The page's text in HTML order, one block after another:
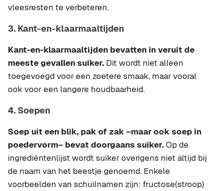
vleesresten te verbeteren.
3. Kant-en-klaarmaaltijden
Kant-en-klaarmaaltijden bevatten in veruit de
meeste gevallen suiker. Dit wordt niet alleen
toegevoegd voor een zoetere smaak, maar vooral
ook voor een langere houdbaarheid.
4. Soepen
Soep uit een blik, pak of zak –maar ook soep in
poedervorm– bevat doorgaans suiker.Op de
ingrediëntenlijst wordt suiker overigens niet altijd bij
de naam van het beestje genoemd. Enkele
voorbeelden van schuilnamen zijn: fructose(stroop)